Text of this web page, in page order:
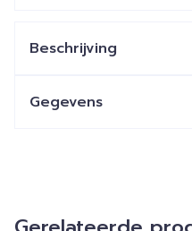
Beschrijving
Gegevens